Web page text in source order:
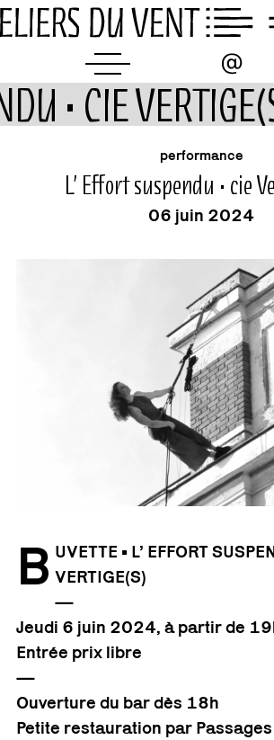
Skip
to
• CIE
buvette
événement
performance
L’ Effort suspendu • cie
06 juin 2024
B UVETTE • L’ EFFORT
VERTIGE(S)
—
Jeudi 6 juin 2024, à partir de
Entrée prix libre
—
Ouverture du bar dès 18h
Petite restauration par Passages